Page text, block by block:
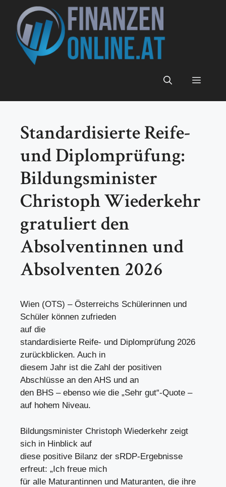
Inhalt
springen
Menü
Standardisierte Reife-
und Diplomprüfung:
Bildungsminister
Christoph Wiederkehr
gratuliert den
Absolventinnen und
Absolventen 2026
Wien (OTS) – Österreichs Schülerinnen und
Schüler können zufrieden
auf die
standardisierte Reife- und Diplomprüfung 2026
zurückblicken. Auch in
diesem Jahr ist die Zahl der positiven
Abschlüsse an den AHS und an
den BHS – ebenso wie die „Sehr gut“-Quote –
auf hohem Niveau.
Bildungsminister Christoph Wiederkehr zeigt
sich in Hinblick auf
diese positive Bilanz der sRDP-Ergebnisse
erfreut: „Ich freue mich
für alle Maturantinnen und Maturanten, die ihre